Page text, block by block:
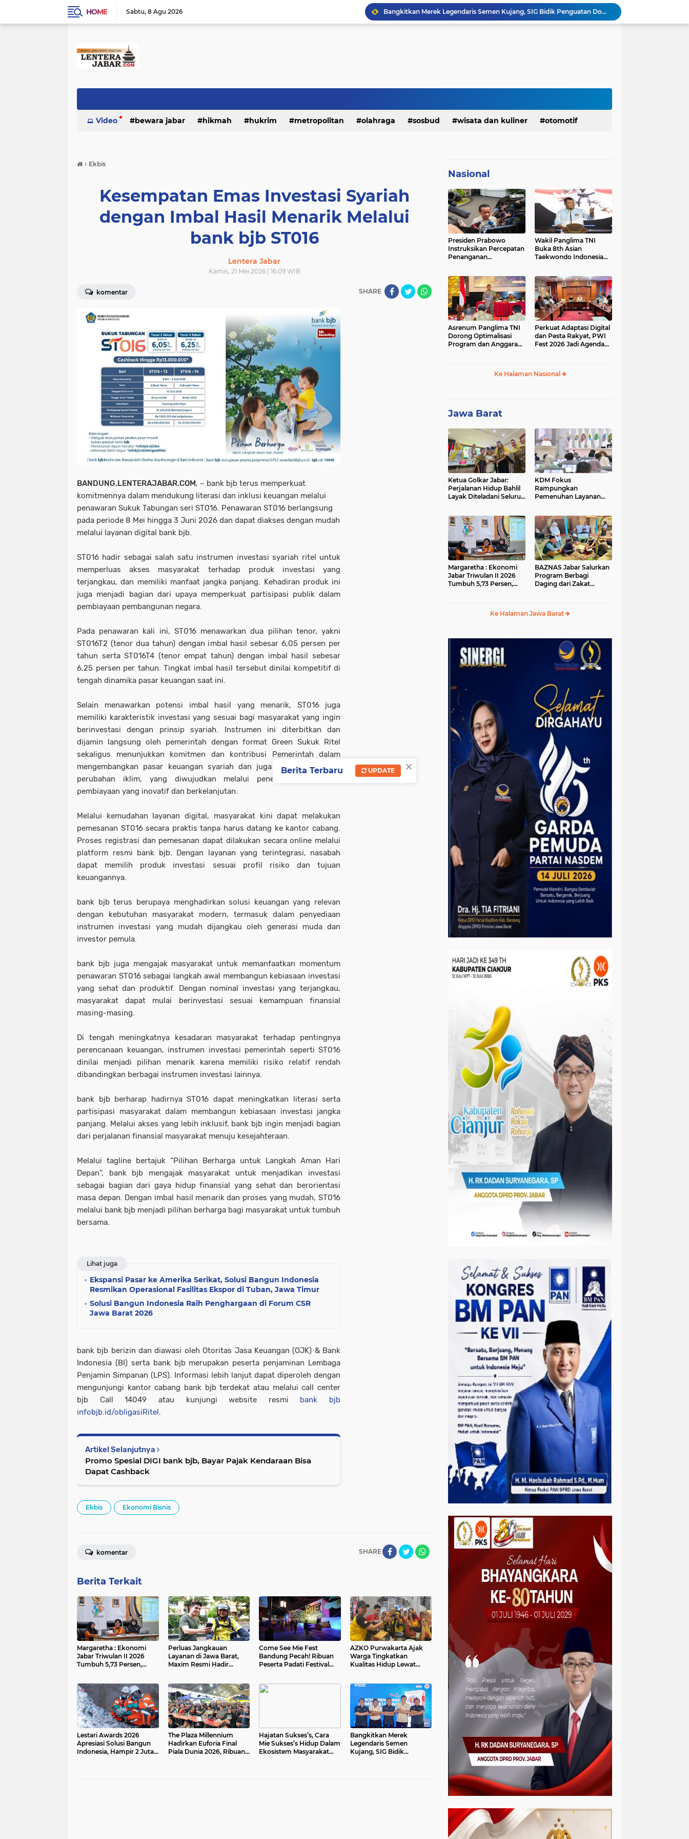
HOME Sabtu 8 Agu 2026 Bangkitkan Merek Legendaris Semen Kujang, SIG Bidik Penguatan Dominasi Pasar Jawa BaratKetua Golkar Jabar: Perjalanan Hidup Bahlil Layak Diteladani Seluruh Kader Partai
KDM Fokus Rampungkan Pemenuhan Layanan Dasar dan Konektivitas Wilayah pada 2027
Jelang Konferprov PWI Jabar, Bos Ayo Media Sambangi Rumah PWI Kota Bogor
Video bewara jabar hikmah hukrim metropolitan olahraga sosbud wisata dan kuliner otomotif
› Ekbis
Kesempatan Emas Investasi Syariah
dengan Imbal Hasil Menarik Melalui
bank bjb ST016
Lentera Jabar
Kamis, 21 Mei 2026 | 16:09 WIB
komentar SHARE
BANDUNG.LENTERAJABAR.COM, – bank bjb terus memperkuat
komitmennya dalam mendukung literasi dan inklusi keuangan melalui
penawaran Sukuk Tabungan seri ST016. Penawaran ST016 berlangsung
pada periode 8 Mei hingga 3 Juni 2026 dan dapat diakses dengan mudah
melalui layanan digital bank bjb.
ST016 hadir sebagai salah satu instrumen investasi syariah ritel untuk
memperluas akses masyarakat terhadap produk investasi yang
terjangkau, dan memiliki manfaat jangka panjang. Kehadiran produk ini
juga menjadi bagian dari upaya memperkuat partisipasi publik dalam
pembiayaan pembangunan negara.
Pada penawaran kali ini, ST016 menawarkan dua pilihan tenor, yakni
ST016T2 (tenor dua tahun) dengan imbal hasil sebesar 6,05 persen per
tahun serta ST016T4 (tenor empat tahun) dengan imbal hasil sebesar
6,25 persen per tahun. Tingkat imbal hasil tersebut dinilai kompetitif di
tengah dinamika pasar keuangan saat ini.
Selain menawarkan potensi imbal hasil yang menarik, ST016 juga
memiliki karakteristik investasi yang sesuai bagi masyarakat yang ingin
berinvestasi dengan prinsip syariah. Instrumen ini diterbitkan dan
dijamin langsung oleh pemerintah dengan format Green Sukuk Ritel
sekaligus menunjukkan komitmen dan kontribusi Pemerintah dalam
mengembangkan pasar keuangan syariah dan juga dalam mengatasi
perubahan iklim, yang diwujudkan melalui penerbitan instrumen
pembiayaan yang inovatif dan berkelanjutan.
Melalui kemudahan layanan digital, masyarakat kini dapat melakukan
pemesanan ST016 secara praktis tanpa harus datang ke kantor cabang.
Proses registrasi dan pemesanan dapat dilakukan secara online melalui
platform resmi bank bjb. Dengan layanan yang terintegrasi, nasabah
dapat memilih produk investasi sesuai profil risiko dan tujuan
keuangannya.
bank bjb terus berupaya menghadirkan solusi keuangan yang relevan
dengan kebutuhan masyarakat modern, termasuk dalam penyediaan
instrumen investasi yang mudah dijangkau oleh generasi muda dan
investor pemula.
bank bjb juga mengajak masyarakat untuk memanfaatkan momentum
penawaran ST016 sebagai langkah awal membangun kebiasaan investasi
yang sehat dan produktif. Dengan nominal investasi yang terjangkau,
masyarakat dapat mulai berinvestasi sesuai kemampuan finansial
masing-masing.
Di tengah meningkatnya kesadaran masyarakat terhadap pentingnya
perencanaan keuangan, instrumen investasi pemerintah seperti ST016
dinilai menjadi pilihan menarik karena memiliki risiko relatif rendah
dibandingkan berbagai instrumen investasi lainnya.
bank bjb berharap hadirnya ST016 dapat meningkatkan literasi serta
partisipasi masyarakat dalam membangun kebiasaan investasi jangka
panjang. Melalui akses yang lebih inklusif, bank bjb ingin menjadi bagian
dari perjalanan finansial masyarakat menuju kesejahteraan.
Melalui tagline bertajuk “Pilihan Berharga untuk Langkah Aman Hari
Depan”, bank bjb mengajak masyarakat untuk menjadikan investasi
sebagai bagian dari gaya hidup finansial yang sehat dan berorientasi
masa depan. Dengan imbal hasil menarik dan proses yang mudah, ST016
melalui bank bjb menjadi pilihan berharga bagi masyarakat untuk tumbuh
bersama.
Lihat juga
Ekspansi Pasar ke Amerika Serikat, Solusi Bangun Indonesia
Resmikan Operasional Fasilitas Ekspor di Tuban, Jawa Timur
Solusi Bangun Indonesia Raih Penghargaan di Forum CSR
Jawa Barat 2026
bank bjb berizin dan diawasi oleh Otoritas Jasa Keuangan (OJK) & Bank
Indonesia (BI) serta bank bjb merupakan peserta penjaminan Lembaga
Penjamin Simpanan (LPS). Informasi lebih lanjut dapat diperoleh dengan
mengunjungi kantor cabang bank bjb terdekat atau melalui call center
bjb Call 14049 atau kunjungi website resmi bank bjb
infobjb.id/obligasiRitel.
Artikel Selanjutnya
Promo Spesial DIGI bank bjb, Bayar Pajak Kendaraan Bisa
Dapat Cashback
Ekbis Ekonomi Bisnis
SHARE
komentar
Berita Terkait
Margaretha : Ekonomi
Jabar Triwulan II 2026
Tumbuh 5,73 Persen,
Perluas Jangkauan
Layanan di Jawa Barat,
Maxim Resmi Hadir
Come See Mie Fest
Bandung Pecah! Ribuan
Peserta Padati Festival
AZKO Purwakarta Ajak
Warga Tingkatkan
Kualitas Hidup Lewat
Lestari Awards 2026
Apresiasi Solusi Bangun
Indonesia, Hampir 2 Juta
The Plaza Millennium
Hadirkan Euforia Final
Piala Dunia 2026, Ribuan
Hajatan Sukses’s, Cara
Mie Sukses’s Hidup Dalam
Ekosistem Masyarakat
Bangkitkan Merek
Legendaris Semen
Kujang, SIG Bidik
Nasional
Presiden Prabowo
Instruksikan Percepatan
Penanganan
BBM
Wakil Panglima TNI
Buka 8th Asian
Taekwondo Indonesia
Asrenum Panglima TNI
Dorong Optimalisasi
Program dan Anggaran
Perkuat Adaptasi Digital
dan Pesta Rakyat, PWI
Fest 2026 Jadi Agenda
Ke Halaman Nasional
Jawa Barat
Ketua Golkar Jabar:
Perjalanan Hidup Bahlil
Layak Diteladani Seluruh
KDM Fokus
Rampungkan
Pemenuhan Layanan
Margaretha : Ekonomi
Jabar Triwulan II 2026
Tumbuh 5,73 Persen,
BAZNAS Jabar Salurkan
Program Berbagi
Daging dari Zakat
Ke Halaman Jawa Barat
×
Berita Terbaru UPDATE